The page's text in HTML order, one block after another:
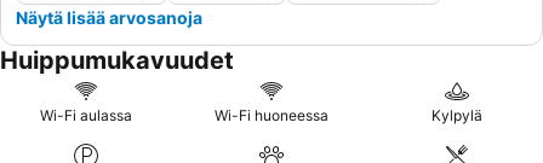
Näytä lisää arvosanoja
Huippumukavuudet
Wi-Fi aulassa Wi-Fi huoneessa Kylpylä